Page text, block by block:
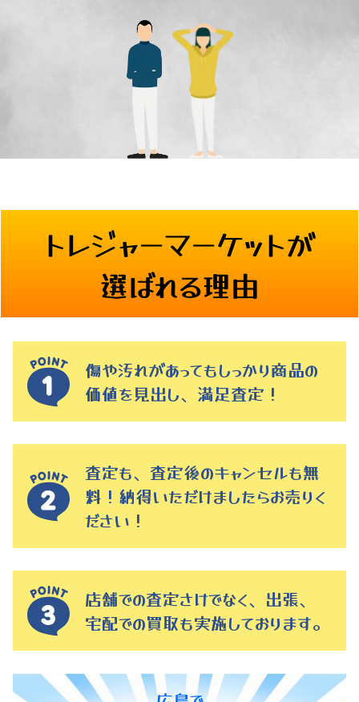
トレジャーマーケットが
選ばれる理由
傷や汚れがあってもしっかり商品の
価値を見出し、満足査定！
査定も、査定後のキャンセルも無
料！納得いただけましたらお売りく
ださい！
店舗での査定さけでなく、出張、
宅配での買取も実施しております。